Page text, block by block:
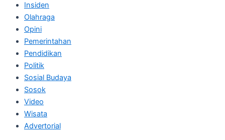
Insiden
Olahraga
Opini
Pemerintahan
Pendidikan
Politik
Sosial Budaya
Sosok
Video
Wisata
Advertorial